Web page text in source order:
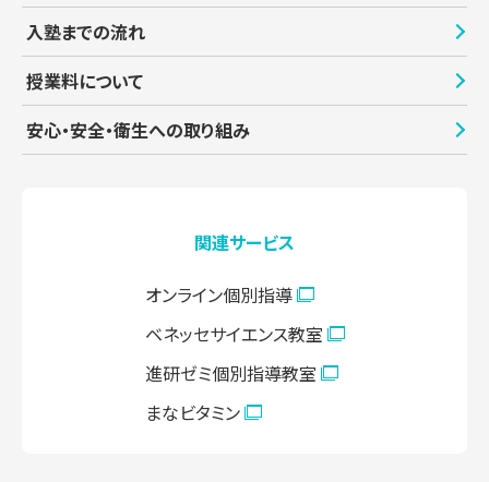
入塾までの流れ
授業料について
安心・安全・衛生への取り組み
関連サービス
オンライン個別指導
ベネッセサイエンス教室
進研ゼミ個別指導教室
まなビタミン